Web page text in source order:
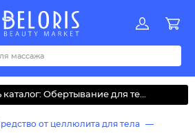
Акции
OPQRSTUVWYZАБВДЗИМОКЛНПРСТУФ
каталог: Обертывание для те...
от целлюлита для тела